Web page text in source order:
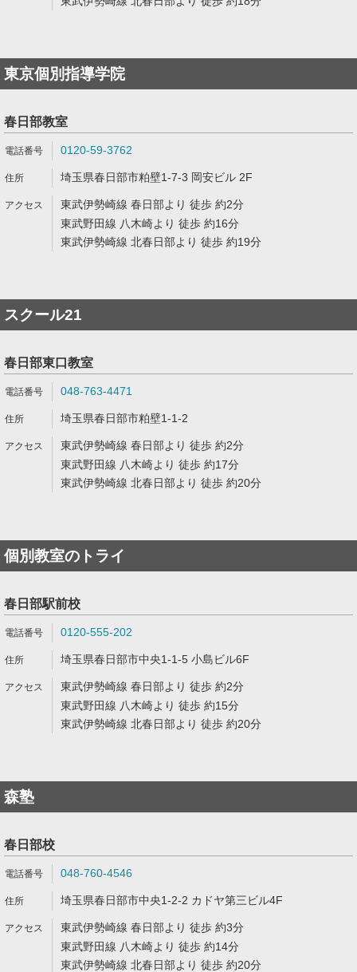
東京個別指導学院
春日部教室
0120-59-3762
埼玉県春日部市粕壁1-7-3 岡安ビル 2F
東武伊勢崎線 春日部より 徒歩 約2分
東武野田線 八木崎より 徒歩 約16分
東武伊勢崎線 北春日部より 徒歩 約19分
スクール21
春日部東口教室
048-763-4471
埼玉県春日部市粕壁1-1-2
東武伊勢崎線 春日部より 徒歩 約2分
東武野田線 八木崎より 徒歩 約17分
東武伊勢崎線 北春日部より 徒歩 約20分
個別教室のトライ
春日部駅前校
0120-555-202
埼玉県春日部市中央1-1-5 小島ビル6F
東武伊勢崎線 春日部より 徒歩 約2分
東武野田線 八木崎より 徒歩 約15分
東武伊勢崎線 北春日部より 徒歩 約20分
森塾
春日部校
048-760-4546
埼玉県春日部市中央1-2-2 カドヤ第三ビル4F
東武伊勢崎線 春日部より 徒歩 約3分
東武野田線 八木崎より 徒歩 約14分
東武伊勢崎線 北春日部より 徒歩 約20分